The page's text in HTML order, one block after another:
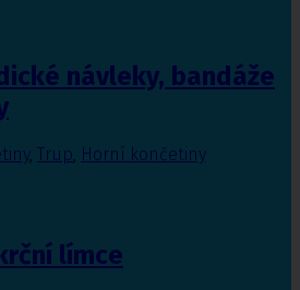
návleky, bandáže
, Trup, Horní končetiny
límce